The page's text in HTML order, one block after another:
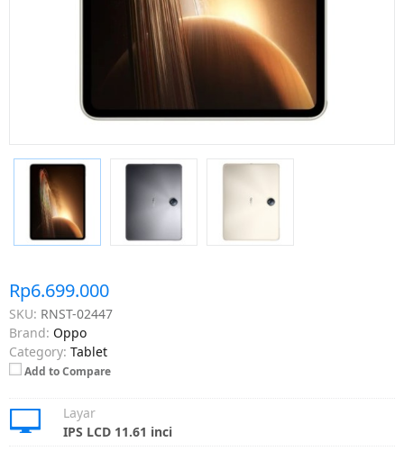
Rp6.699.000
SKU: RNST-02447
Brand: Oppo
Category: Tablet
Add to Compare
Layar
IPS LCD 11.61 inci